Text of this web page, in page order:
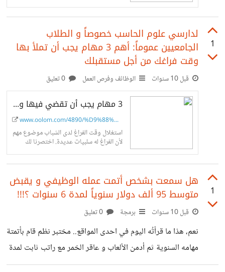
1
لدارسي علوم الحاسب خصوصاً و الطلاب
الجامعيين عموماً: أهم 3 مهام يجب أن تملأ بها
وقت فراغك من أجل مستقبلك
قبل 10 سنوات الوظائف وفرص العمل
3 مهام يجب أن تقضي فيها وقت الفراغ في الجامعة من أجل فرص عمل أعلى
www.oolom.com/4890/%D9%88%D9%8...
استغلال وقت الفراغ لدى الشباب موضوع مهم
لأن الفراغ له سلبيات عديدة. اختصرنا لك
1
هل سمعت بشخص أتمت عمله الوظيفي و يقبض
متوسط 95 ألف دولار سنوياً لمدة 6 سنوات ؟!!!
قبل 10 سنوات برمجة
نعم، هذا ما قرأتُه اليوم في احدى المواقع.. مختبر نظم قام بأتمتة
مهامه السنوية ثم أدمن الألعاب و عاقر الخمر مع راتب ثابت لمدة
6 سنوات و لم يعلم أحد.. الأجمل أنهُ مستاء لطرده بعد 6